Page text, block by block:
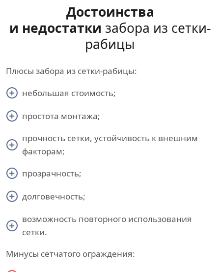
Достоинства
и недостатки забора из сетки-
рабицы
Плюсы забора из сетки-рабицы:
небольшая стоимость;
простота монтажа;
прочность сетки, устойчивость к внешним
факторам;
прозрачность;
долговечность;
возможность повторного использования
сетки.
Минусы сетчатого ограждения: